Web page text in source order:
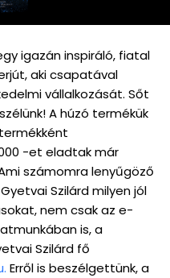
igazán inspiráló, fiatal
aki csapatával
vállalkozását. Sőt
A húzó termékük
-et eladtak már
számomra lenyűgöző
Szilárd milyen jól
nem csak az e-
is, a
Szilárd fő
Erről is beszélgettünk, a